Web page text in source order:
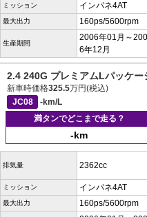
ミッション インパネ4AT
最大出力 160ps/5600rpm
生産期間
2006年01月～200
6年12月
2.4 240G プレミアムLパッケー
新車時価格325.5万円(税込)
JC08
-km/L
満タンでどこまで走る？
-km
排気量 2362cc
ミッション インパネ4AT
最大出力 160ps/5600rpm